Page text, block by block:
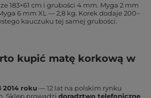
183×61 cm i grubości 4 mm. Myga 2 mm
6 mm XL — 2,8 kg. Korek dodaje 200–
kauczuku tej samej grubości.
kupić matę korkową w
2014 roku — 12 lat na polskim rynku
Sklep prowadzi doradztwo telefoniczne